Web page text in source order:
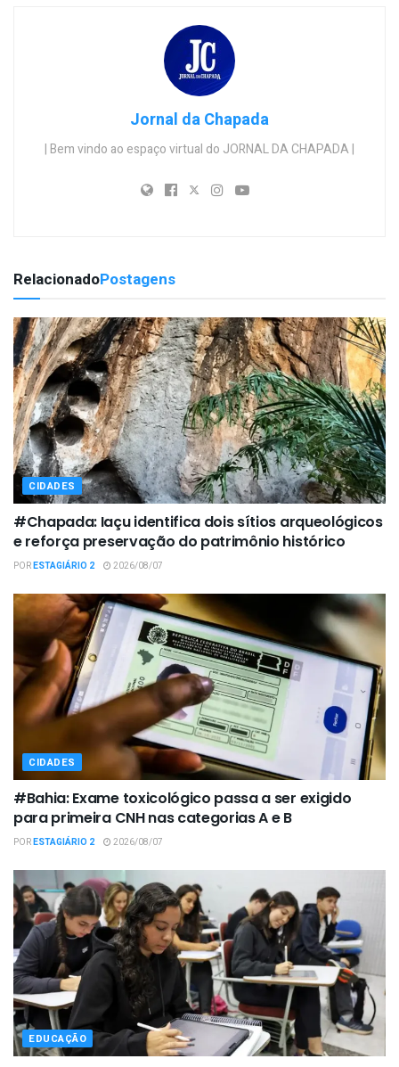
Jornal da Chapada
| Bem vindo ao espaço virtual do JORNAL DA CHAPADA |
RelacionadoPostagens
CIDADES
#Chapada: Iaçu identifica dois sítios arqueológicos
e reforça preservação do patrimônio histórico
PORESTAGIÁRIO 2 2026/08/07
CIDADES
#Bahia: Exame toxicológico passa a ser exigido
para primeira CNH nas categorias A e B
PORESTAGIÁRIO 2 2026/08/07
EDUCAÇÃO